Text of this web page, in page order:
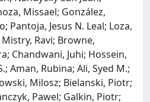
Missael; González,
Pantoja, Jesus N. Leal; Loza,
Ravi; Browne,
Chandwani, Juhi; Hossein,
Aman, Rubina; Ali, Syed M.;
Milosz; Bielanski, Piotr;
Pawel; Galkin, Piotr;